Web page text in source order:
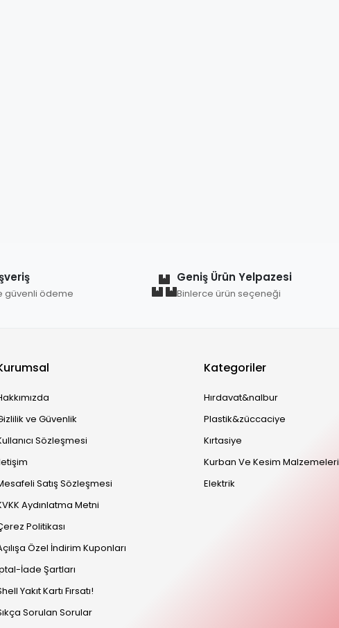
güvenli ödeme
Geniş Ürün Yelpazesi
Binlerce ürün seçeneği
ve Güvenlik
Sözleşmesi
Satış Sözleşmesi
Aydınlatma Metni
Politikası
Özel İndirim Kuponları
İade Şartları
Yakıt Kartı Fırsatı!
Sorulan Sorular
Kategoriler
Hırdavat&nalbur
Plastik&züccaciye
Kırtasiye
Kurban Ve Kesim Malzemeleri
Elektrik